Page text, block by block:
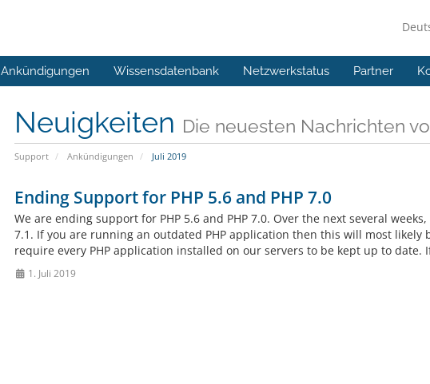
Ankündigungen Wissensdatenbank Netzwerkstatus Partner
Neuigkeiten Die neuesten Nachrichten
Support Ankündigungen Juli 2019
Ending Support for PHP 5.6 and PHP 7.0
We are ending support for PHP 5.6 and PHP 7.0. Over the next several
7.1. If you are running an outdated PHP application then this will most likely
require every PHP application installed on our servers to be kept up to date.
1. Juli 2019